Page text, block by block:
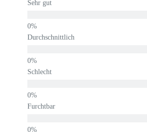
Sehr gut
Durchschnittlich
Schlecht
Furchtbar